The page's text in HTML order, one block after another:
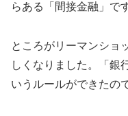
らある「間接金融」で
ところがリーマンショ
しくなりました。「銀
いうルールができたの